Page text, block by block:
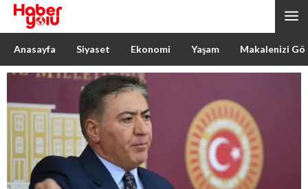
Anasayfa Siyaset Ekonomi Yaşam Makalenizi